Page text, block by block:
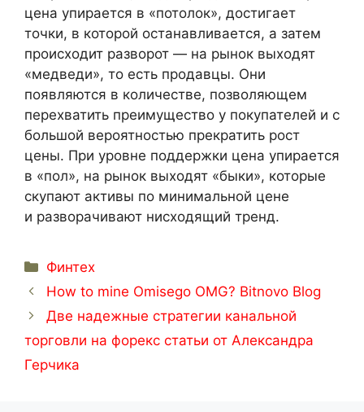
цена упирается в «потолок», достигает
точки, в которой останавливается, а затем
происходит разворот — на рынок выходят
«медведи», то есть продавцы. Они
появляются в количестве, позволяющем
перехватить преимущество у покупателей и с
большой вероятностью прекратить рост
цены. При уровне поддержки цена упирается
в «пол», на рынок выходят «быки», которые
скупают активы по минимальной цене
и разворачивают нисходящий тренд.
Categorías
Финтех
How to mine Omisego OMG? Bitnovo Blog
Две надежные стратегии канальной
торговли на форекс статьи от Александра
Герчика